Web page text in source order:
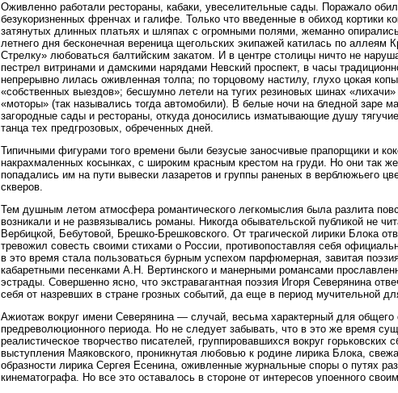
Оживленно работали рестораны, кабаки, увеселительные сады. Поражало
безукоризненных френчах и галифе. Только что введенные в обиход кортики
затянутых длинных платьях и шляпах с огромными полями, жеманно
летнего дня бесконечная вереница щегольских экипажей катилась по аллеям
Стрелку» любоваться балтийским закатом. И в центре столицы ничто не
пестрел витринами и дамскими нарядами Невский проспект, в часы
непрерывно лилась оживленная толпа; по торцовому настилу, глухо цокая
«собственных выездов»; бесшумно летели на тугих резиновых шинах «лихачи»
«моторы» (так назывались тогда автомобили). В белые ночи на бледной заре
загородные сады и рестораны, откуда доносились изматывающие душу
танца тех предгрозовых, обреченных дней.
Типичными фигурами того времени были безусые заносчивые прапорщики и
накрахмаленных косынках, с широким красным крестом на груди. Но они так
попадались им на пути вывески лазаретов и группы раненых в верблюжьего
скверов.
Тем душным летом атмосфера романтического легкомыслия была разлита
возникали и не развязывались романы. Никогда обывательской публикой не
Вербицкой, Бебутовой, Брешко-Брешковского. От трагической лирики Блока
тревожил совесть своими стихами о России, противопоставляя себя
в это время стала пользоваться бурным успехом парфюмерная, завитая
кабаретными песенками А.Н. Вертинского и манерными романсами
эстрады. Совершенно ясно, что экстравагантная поэзия Игоря Северянина
себя от назревших в стране грозных событий, да еще в период мучительной
Ажиотаж вокруг имени Северянина — случай, весьма характерный для общего
предреволюционного периода. Но не следует забывать, что в это же время
реалистическое творчество писателей, группировавшихся вокруг горьковских
выступления Маяковского, проникнутая любовью к родине лирика Блока,
образности лирика Сергея Есенина, оживленные журнальные споры о путях
кинематографа. Но все это оставалось в стороне от интересов упоенного